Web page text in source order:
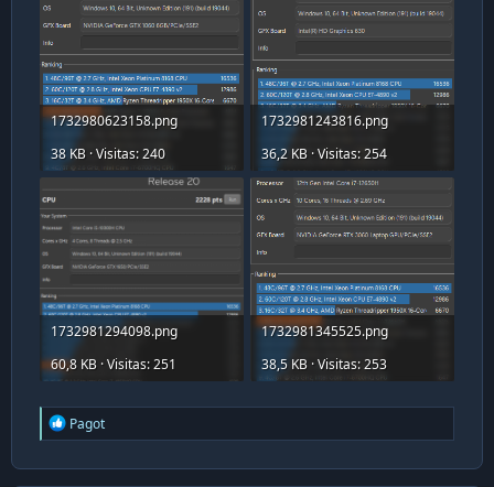
1732980623158.png
38 KB · Visitas: 240
1732981243816.png
36,2 KB · Visitas: 254
1732981294098.png
60,8 KB · Visitas: 251
1732981345525.png
38,5 KB · Visitas: 253
R
e
c
Pagot